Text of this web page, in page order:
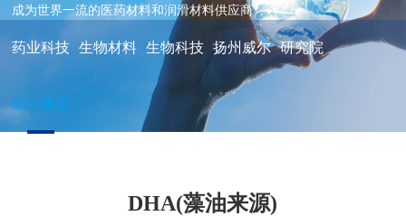
成为世界一流的医药材料和润滑材料供应商
药业科技 生物材料 生物科技 扬州威尔 研究院
威尔健康
DHA(藻油来源)